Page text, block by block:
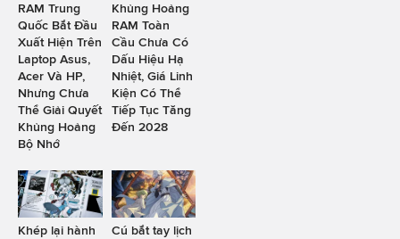
RAM Trung
Quốc Bắt Đầu
Xuất Hiện Trên
Laptop Asus,
Acer Và HP,
Nhưng Chưa
Thể Giải Quyết
Khủng Hoảng
Bộ Nhớ
Khủng Hoảng
RAM Toàn
Cầu Chưa Có
Dấu Hiệu Hạ
Nhiệt, Giá Linh
Kiện Có Thể
Tiếp Tục Tăng
Đến 2028
Khép lại hành
Cú bắt tay lịch